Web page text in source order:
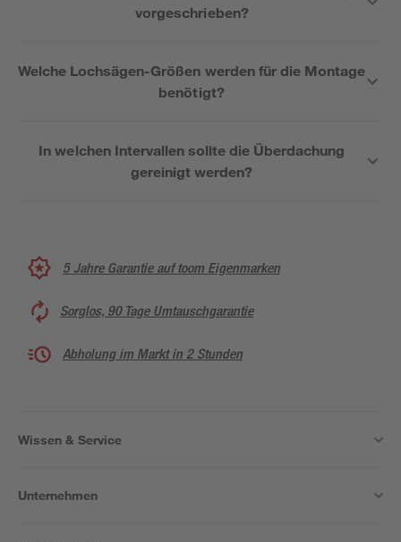
vorgeschrieben?
Welche Lochsägen-Größen werden für die Montage
benötigt?
In welchen Intervallen sollte die Überdachung
gereinigt werden?
5 Jahre Garantie auf toom Eigenmarken
Sorglos, 90 Tage Umtauschgarantie
Abholung im Markt in 2 Stunden
Wissen & Service
Unternehmen